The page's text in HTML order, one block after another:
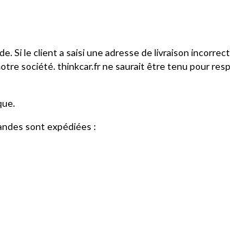
Si le client a saisi une adresse de livraison
société. thinkcar.fr ne saurait être tenu pour
sont expédiées :